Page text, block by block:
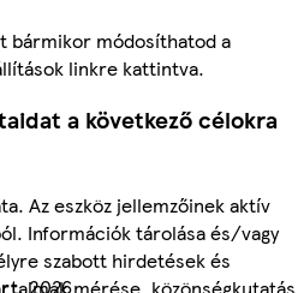
bármikor módosíthatod a
linkre kattintva.
a következő célokra
Az eszköz jellemzőinek aktív
Információk tárolása és/vagy
szabott hirdetések és
2026